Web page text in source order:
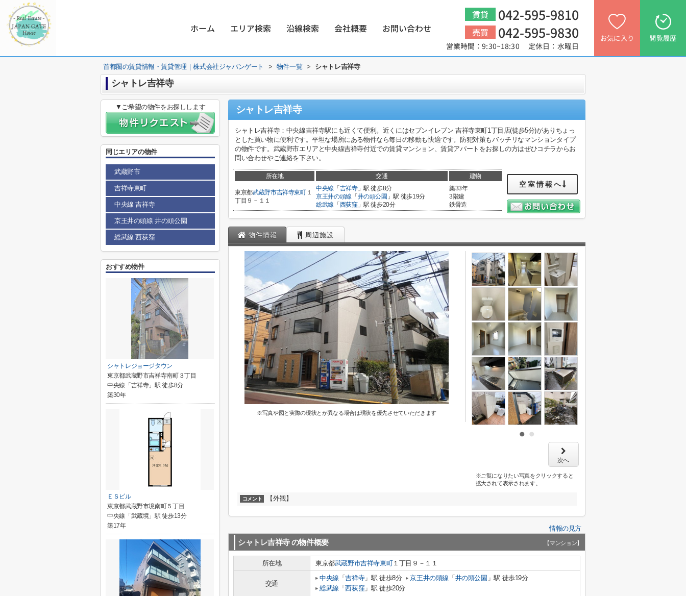
ホーム エリア検索 沿線検索 会社概要 お問い合わせ
賃貸 042-595-9810
売買 042-595-9830
営業時間：9:30~18:30 定休日：水曜日
お気に入り 閲覧履歴
首都圏の賃貸情報・賃貸管理｜株式会社ジャパンゲート > 物件一覧 > シャトレ吉祥寺
シャトレ吉祥寺
シャトレ吉祥寺
シャトレ吉祥寺：中央線吉祥寺駅にも近くて便利。近くにはセブンイレブン 吉祥寺東町1丁目店(徒歩5分)がありちょっ
とした買い物に便利です。平坦な場所にある物件なら毎日の移動も快適です。防犯対策もバッチリなマンションタイプ
の物件です。武蔵野市エリアと中央線吉祥寺付近での賃貸マンション、賃貸アパートをお探しの方はぜひコチラからお
問い合わせやご連絡を下さい。
所在地 交通 建物
東京都武蔵野市吉祥寺東町１
丁目９－１１
中央線 「 吉祥寺」駅 徒歩8分
京王井の頭線 「 井の頭公園 」駅 徒歩19分
総武線 「 西荻窪」駅 徒歩20分
築33年
3階建
鉄骨造
空室情報へ
物件情報 周辺施設
※写真や図と実際の現状とが異なる場合は現状を優先させていただきます
次へ
※ご覧になりたい写真をクリックすると
拡大されて表示されます。
コメント 【外観】
情報の見方
シャトレ吉祥寺の物件概要 【マンション】
所在地 東京都武蔵野市吉祥寺東町１丁目９－１１
交通
中央線 「吉祥寺」駅 徒歩8分 京王井の頭線 「 井の頭公園 」駅 徒歩19分
総武線 「西荻窪」駅 徒歩20分
▼ご希望の物件をお探しします
同じエリアの物件
武蔵野市
吉祥寺東町
中央線 吉祥寺
京王井の頭線 井の頭公園
総武線 西荻窪
おすすめ物件
シャトレジョージタウン
東京都武蔵野市吉祥寺南町３丁目
中央線「吉祥寺」駅 徒歩8分
築30年
ＥＳビル
東京都武蔵野市境南町５丁目
中央線「武蔵境」駅 徒歩13分
築17年